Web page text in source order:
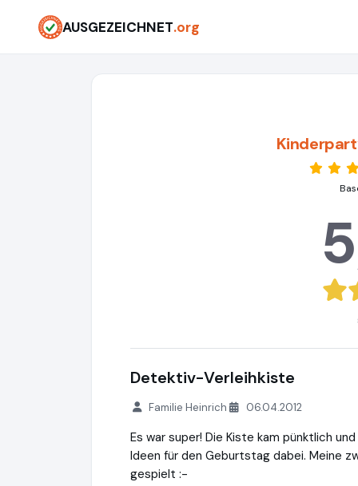
AUSGEZEICHNET.org
Detektiv-Verleihkiste
Familie Heinrich 06.04.2012
Es war super! Die Kiste kam pünktlich
Ideen für den Geburtstag dabei. Meine
gespielt :-